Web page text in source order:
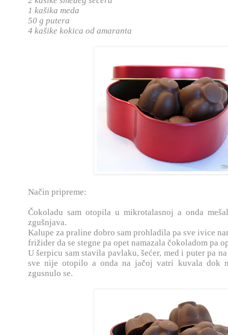
1 kašika meda
50 g putera
4 kašike kokica od amaranta
Način pripreme:
Čokoladu sam otopila u mikrotalasnoj a onda
zgušnjava.
Kalupe za praline dobro sam prohladila pa sve ivice
frižider da se stegne pa opet namazala čokoladom pa
U šerpicu sam stavila pavlaku, šećer, med i puter pa
sve nije otopilo a onda na jačoj vatri kuvala dok
zgusnulo se.